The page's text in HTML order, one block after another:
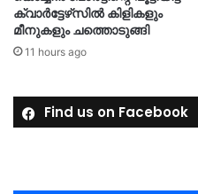
ക്വാർട്ടേഴ്‌സിൽ കിളികളും
മീനുകളും ചത്തൊടുങ്ങി
11 hours ago
Find us on Facebook